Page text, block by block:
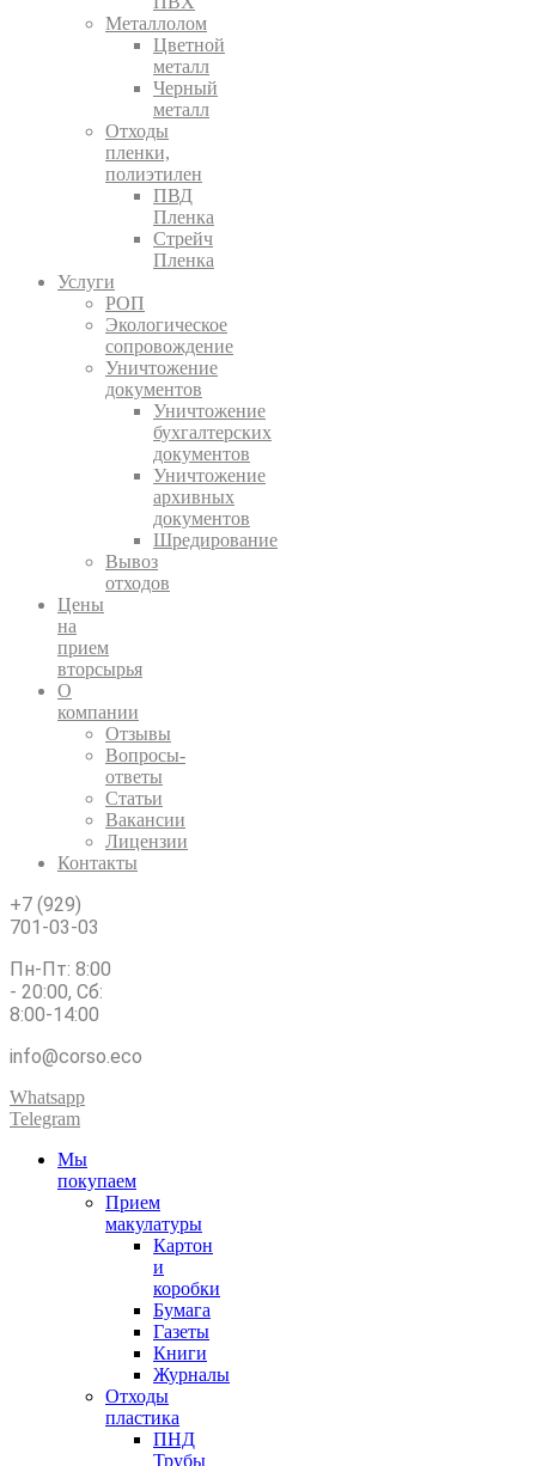
Металлолом
Цветной
металл
Черный
металл
Отходы
пленки,
полиэтилен
ПВД
Пленка
Стрейч
Пленка
Услуги
РОП
Экологическое
сопровождение
Уничтожение
документов
Уничтожение
бухгалтерских
документов
Уничтожение
архивных
документов
Шредирование
Вывоз
отходов
Цены
на
прием
вторсырья
О
компании
Отзывы
Вопросы-
ответы
Статьи
Вакансии
Лицензии
Контакты
+7 (929)
701-03-03
Пн-Пт: 8:00
- 20:00, Сб:
8:00-14:00
info@corso.eco
Whatsapp
Telegram
Мы
покупаем
Прием
макулатуры
Картон
и
коробки
Бумага
Газеты
Книги
Журналы
Отходы
пластика
ПНД
Трубы